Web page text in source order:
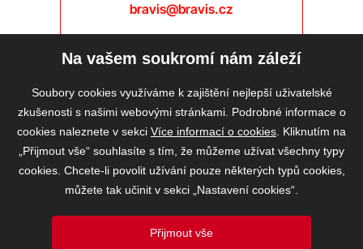
bravis@bravis.cz
Na vašem soukromí nám záleží
Soubory cookies využíváme k zajištění nejlepší uživatelské
zkušenosti s našimi webovými stránkami. Podrobné informace o
cookies naleznete v sekci Více informací o cookies . Kliknutím na
„Přijmout vše“ souhlasíte s tím, že můžeme užívat všechny typy
cookies. Chcete-li povolit užívání pouze některých typů cookies,
můžete tak učinit v sekci „Nastavení cookies“.
Přijmout vše